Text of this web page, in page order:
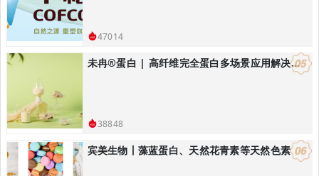
47014
未冉®️蛋白 | 高纤维完全蛋白多场景应用解决方案
38848
宾美生物丨藻蓝蛋白、天然花青素等天然色素